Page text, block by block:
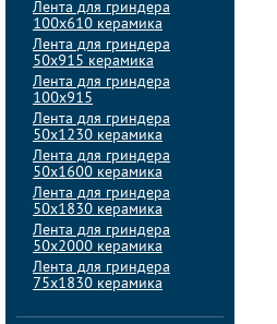
Лента для гриндера
100х610 керамика
Лента для гриндера
50х915 керамика
Лента для гриндера
100х915
Лента для гриндера
50х1230 керамика
Лента для гриндера
50х1600 керамика
Лента для гриндера
50х1830 керамика
Лента для гриндера
50х2000 керамика
Лента для гриндера
75х1830 керамика